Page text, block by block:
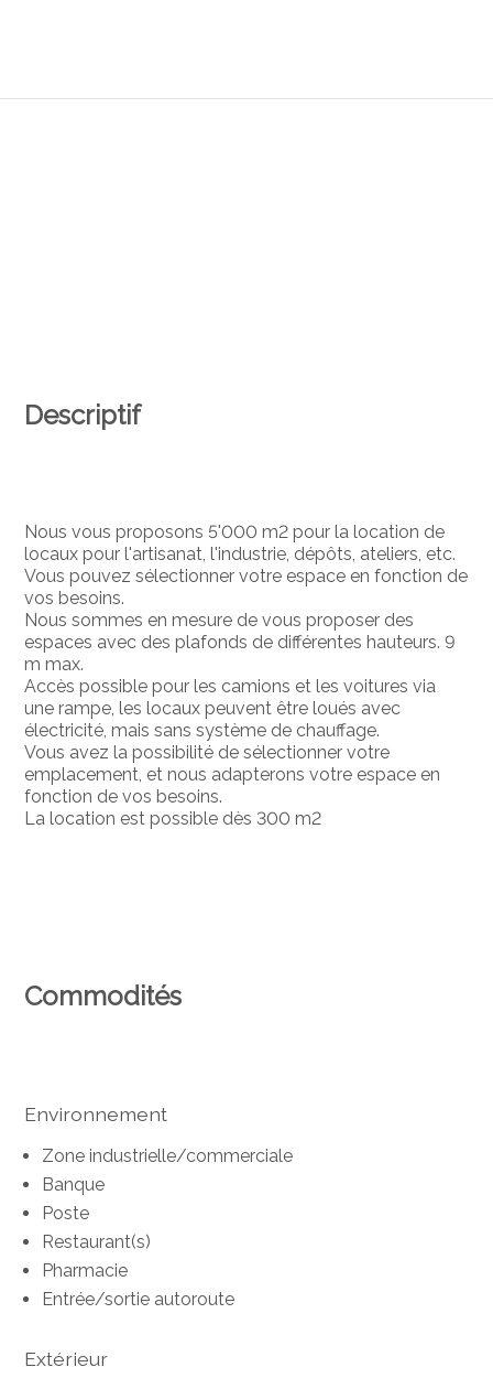
Descriptif
Nous vous proposons 5'000 m2 pour la location de
locaux pour l'artisanat, l'industrie, dépôts, ateliers, etc.
Vous pouvez sélectionner votre espace en fonction de
vos besoins.
Nous sommes en mesure de vous proposer des
espaces avec des plafonds de différentes hauteurs. 9
m max.
Accès possible pour les camions et les voitures via
une rampe, les locaux peuvent être loués avec
électricité, mais sans système de chauffage.
Vous avez la possibilité de sélectionner votre
emplacement, et nous adapterons votre espace en
fonction de vos besoins.
La location est possible dès 300 m2
Commodités
Environnement
Zone industrielle/commerciale
Banque
Poste
Restaurant(s)
Pharmacie
Entrée/sortie autoroute
Extérieur